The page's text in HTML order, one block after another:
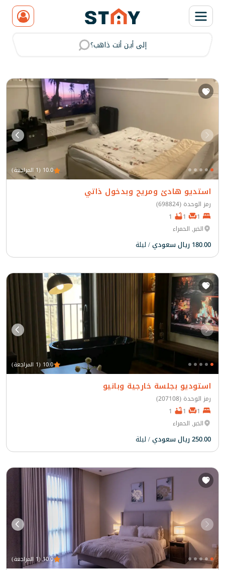
إلى أين أنت ذاهب؟
مسح
10.0 (1 المراجعة)
استديو هادئ ومريح وبدخول ذاتي
رمز الوحدة (698824)
الخبر, الحمراء
180.00 ريال سعودي / ليلة
10.0 (1 المراجعة)
استوديو بجلسة خارجية وبانيو
رمز الوحدة (207108)
الخبر, الحمراء
250.00 ريال سعودي / ليلة
10.0 (1 المراجعة)